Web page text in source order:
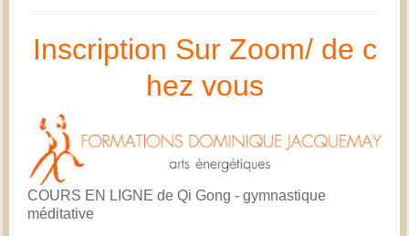
Inscription Sur Zoom/ de c
hez vous
COURS EN LIGNE de Qi Gong - gymnastique
méditative